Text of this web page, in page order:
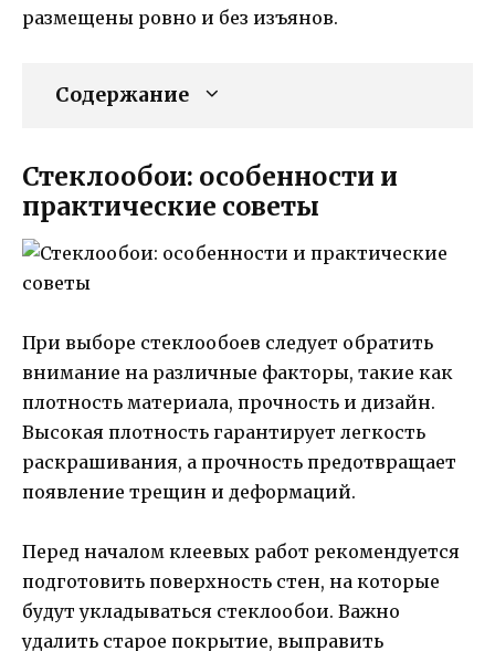
размещены ровно и без изъянов.
Содержание
Стеклообои: особенности и
практические советы
При выборе стеклообоев следует обратить
внимание на различные факторы, такие как
плотность материала, прочность и дизайн.
Высокая плотность гарантирует легкость
раскрашивания, а прочность предотвращает
появление трещин и деформаций.
Перед началом клеевых работ рекомендуется
подготовить поверхность стен, на которые
будут укладываться стеклообои. Важно
удалить старое покрытие, выправить